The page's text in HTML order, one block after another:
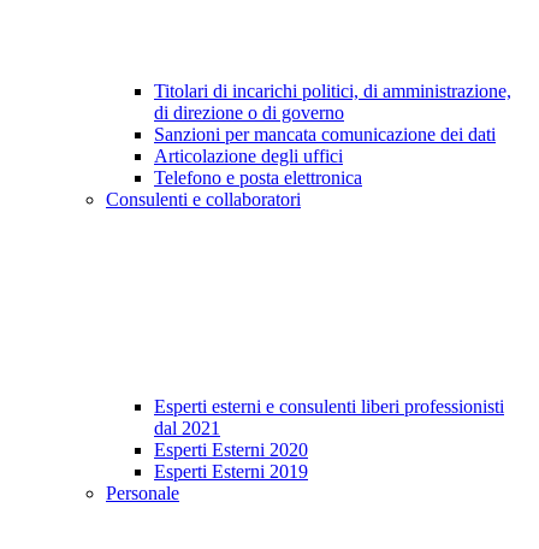
Titolari di incarichi politici, di amministrazione,
di direzione o di governo
Sanzioni per mancata comunicazione dei dati
Articolazione degli uffici
Telefono e posta elettronica
Consulenti e collaboratori
Esperti esterni e consulenti liberi professionisti
dal 2021
Esperti Esterni 2020
Esperti Esterni 2019
Personale